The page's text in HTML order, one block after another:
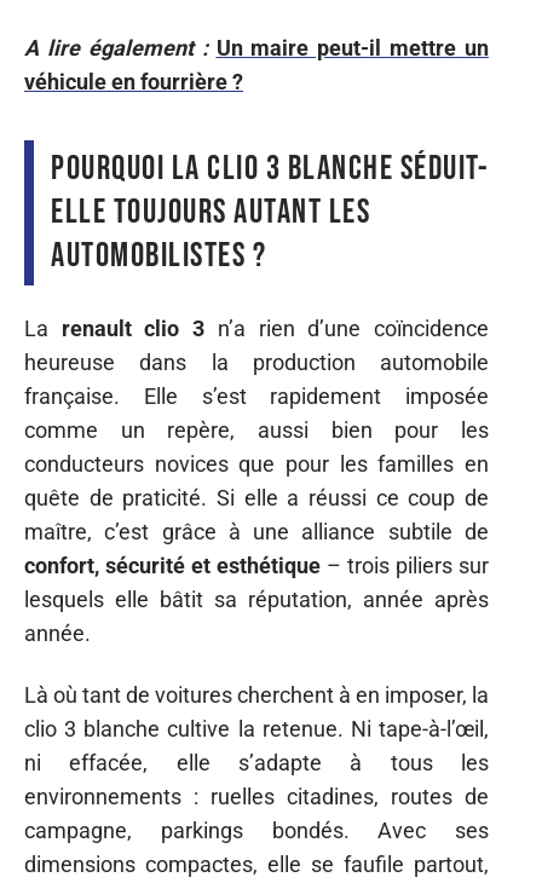
A lire également : Un maire peut-il mettre un
véhicule en fourrière ?
Pourquoi la Clio 3 blanche séduit-
elle toujours autant les
automobilistes ?
La renault clio 3 n’a rien d’une coïncidence
heureuse dans la production automobile
française. Elle s’est rapidement imposée
comme un repère, aussi bien pour les
conducteurs novices que pour les familles en
quête de praticité. Si elle a réussi ce coup de
maître, c’est grâce à une alliance subtile de
confort, sécurité et esthétique – trois piliers sur
lesquels elle bâtit sa réputation, année après
année.
Là où tant de voitures cherchent à en imposer, la
clio 3 blanche cultive la retenue. Ni tape-à-l’œil,
ni effacée, elle s’adapte à tous les
environnements : ruelles citadines, routes de
campagne, parkings bondés. Avec ses
dimensions compactes, elle se faufile partout,